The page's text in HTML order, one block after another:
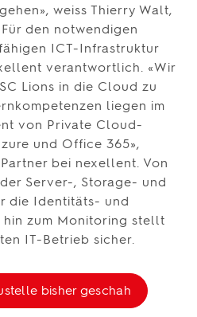
weiss Thierry Walt,
den notwendigen
ICT-Infrastruktur
verantwortlich. «Wir
Lions in die Cloud zu
liegen im
von Private Cloud-
und Office 365»,
bei nexellent. Von
Server-, Storage- und
die Identitäts- und
zum Monitoring stellt
IT-Betrieb sicher.
bisher geschah